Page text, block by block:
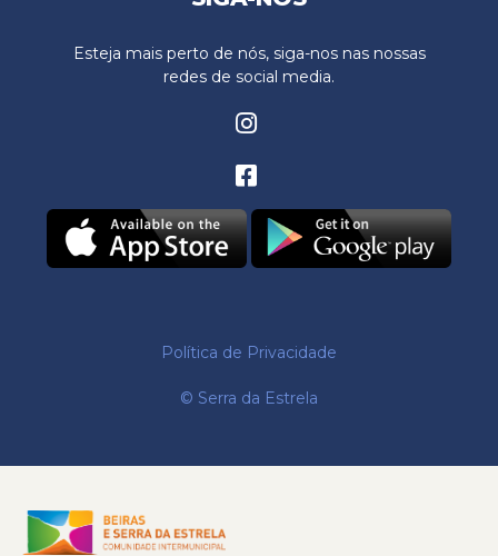
Esteja mais perto de nós, siga-nos nas nossas
redes de social media.
© Serra da Estrela
Política de Privacidade